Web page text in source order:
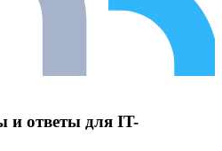
ответы для IT-